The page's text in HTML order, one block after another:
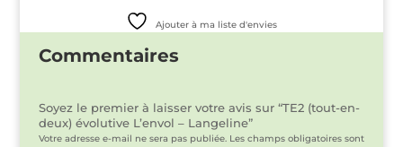
Ajouter à ma liste d'envies
Commentaires
Soyez le premier à laisser votre avis sur “TE2 (tout-en-
deux) évolutive L’envol – Langeline”
Votre adresse e-mail ne sera pas publiée. Les champs obligatoires sont